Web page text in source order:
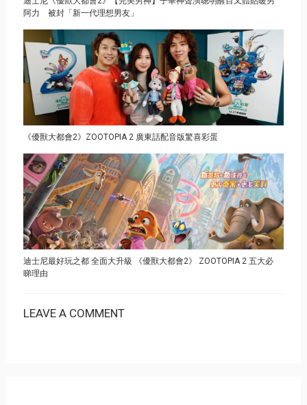
阿力 被封「新一代理想男友」
《優獸大都會2》ZOOTOPIA 2 廣東話配音版驚喜彩蛋
迪士尼最好玩之都 全面大升級 《優獸大都會2》 ZOOTOPIA 2 五大必
睇理由
LEAVE A COMMENT